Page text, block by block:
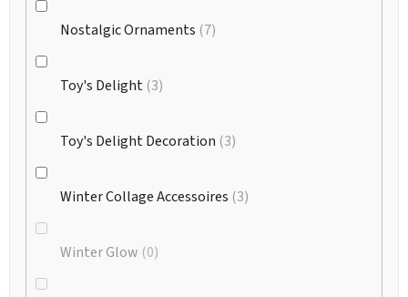
Nostalgic Ornaments 7
Toy's Delight 3
Toy's Delight Decoration 3
Winter Collage Accessoires 3
Winter Glow 0